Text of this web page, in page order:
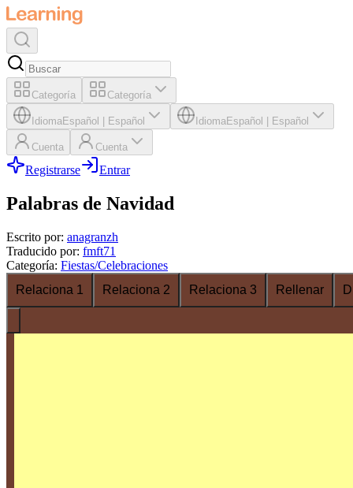
Categoría Categoría
IdiomaEspañol Español IdiomaEspañol Español
Cuenta Cuenta
Registrarse Entrar
Palabras de Navidad
Escrito por: anagranzh
Traducido por: fmft71
Categoría: Fiestas/Celebraciones
Relaciona 1
Relaciona 2 Relaciona 3 Rellenar